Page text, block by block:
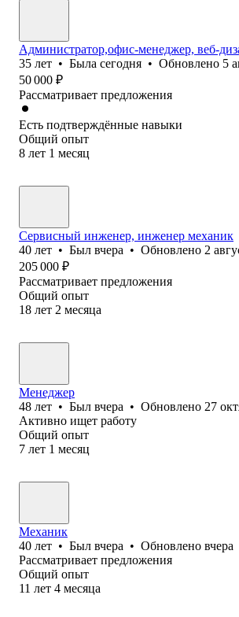
Администратор,офис-менеджер, веб-
35 лет • Была сегодня • Обновлено 5
50 000 ₽
Рассматривает предложения
Есть подтверждённые навыки
Общий опыт
8 лет 1 месяц
Сервисный инженер, инженер механик
40 лет • Был вчера • Обновлено 2
205 000 ₽
Рассматривает предложения
Общий опыт
18 лет 2 месяца
Менеджер
48 лет • Был вчера • Обновлено 27
Активно ищет работу
Общий опыт
7 лет 1 месяц
Механик
40 лет • Был вчера • Обновлено вчера
Рассматривает предложения
Общий опыт
11 лет 4 месяца